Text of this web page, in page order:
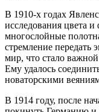
В 1910-х годах
исследования цвета
многослойные
стремление передать
мир, что стало
Ему удалось
новаторскими
В 1914 году, после